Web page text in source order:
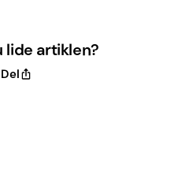
lide artiklen?
Del